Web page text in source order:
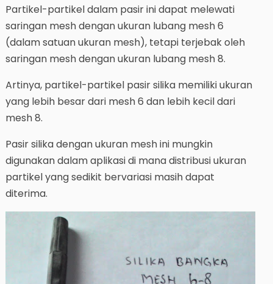
Partikel-partikel dalam pasir ini dapat melewati
saringan mesh dengan ukuran lubang mesh 6
(dalam satuan ukuran mesh), tetapi terjebak oleh
saringan mesh dengan ukuran lubang mesh 8.
Artinya, partikel-partikel pasir silika memiliki ukuran
yang lebih besar dari mesh 6 dan lebih kecil dari
mesh 8.
Pasir silika dengan ukuran mesh ini mungkin
digunakan dalam aplikasi di mana distribusi ukuran
partikel yang sedikit bervariasi masih dapat
diterima.